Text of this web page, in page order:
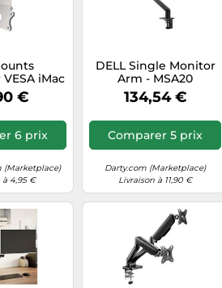
iMac
–
VESA
15 kg
€
6 prix
(Marketplace)
à 4,95 €
DELL Single Monitor
Arm - MSA20
134,54 €
Comparer 5 prix
Darty.com (Marketplace)
Livraison à 11,90 €